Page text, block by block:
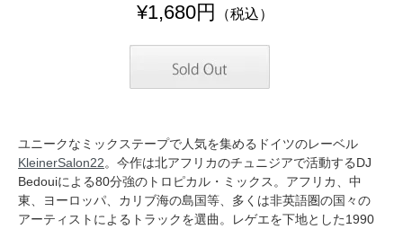
¥1,680円 （税込）
ユニークなミックステープで人気を集めるドイツのレーベル
KleinerSalon22。今作は北アフリカのチュニジアで活動するDJ
Bedouiによる80分強のトロピカル・ミックス。アフリカ、中
東、ヨーロッパ、カリブ海の島国等、多くは非英語圏の国々の
アーティストによるトラックを選曲。レゲエを下地とした1990